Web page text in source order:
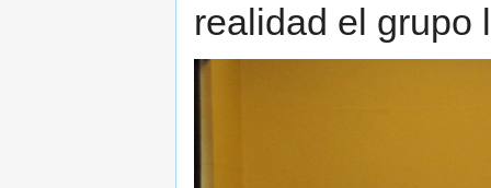
realidad el grupo